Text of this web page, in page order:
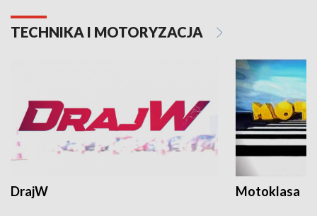
TECHNIKA I MOTORYZACJA
DrajW Motoklasa